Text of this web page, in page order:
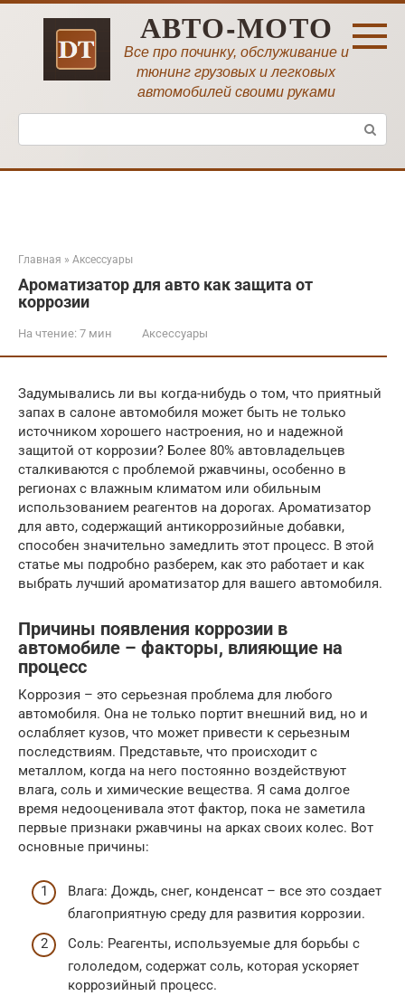
Перейти
АВТО-МОТО
Все про починку, обслуживание и
тюнинг грузовых и легковых
автомобилей своими руками
Поиск:
Главная » Аксессуары
Ароматизатор для авто как защита от
коррозии
На чтение: 7 мин Аксессуары
Задумывались ли вы когда-нибудь о том, что приятный
запах в салоне автомобиля может быть не только
источником хорошего настроения, но и надежной
защитой от коррозии? Более 80% автовладельцев
сталкиваются с проблемой ржавчины, особенно в
регионах с влажным климатом или обильным
использованием реагентов на дорогах. Ароматизатор
для авто, содержащий антикоррозийные добавки,
способен значительно замедлить этот процесс. В этой
статье мы подробно разберем, как это работает и как
выбрать лучший ароматизатор для вашего автомобиля.
Причины появления коррозии в
автомобиле – факторы, влияющие на
процесс
Коррозия – это серьезная проблема для любого
автомобиля. Она не только портит внешний вид, но и
ослабляет кузов, что может привести к серьезным
последствиям. Представьте, что происходит с
металлом, когда на него постоянно воздействуют
влага, соль и химические вещества. Я сама долгое
время недооценивала этот фактор, пока не заметила
первые признаки ржавчины на арках своих колес. Вот
основные причины:
Влага: Дождь, снег, конденсат – все это создает
благоприятную среду для развития коррозии.
Соль: Реагенты, используемые для борьбы с
гололедом, содержат соль, которая ускоряет
коррозийный процесс.